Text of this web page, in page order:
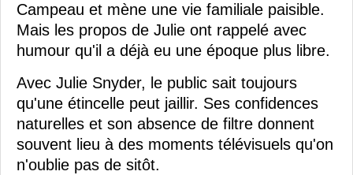
Campeau et mène une vie familiale paisible.
Mais les propos de Julie ont rappelé avec
humour qu'il a déjà eu une époque plus libre.
Avec Julie Snyder, le public sait toujours
qu'une étincelle peut jaillir. Ses confidences
naturelles et son absence de filtre donnent
souvent lieu à des moments télévisuels qu'on
n'oublie pas de sitôt.